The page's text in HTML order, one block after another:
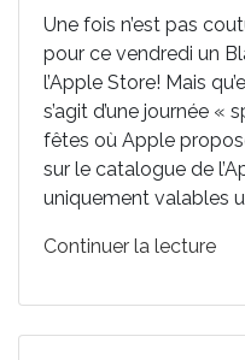
! »
Une fois n’est pas
pour ce vendredi un
l’Apple Store! Mais
s’agit d’une journée «
fêtes où Apple
sur le catalogue de
uniquement valables
Continuer la lecturede